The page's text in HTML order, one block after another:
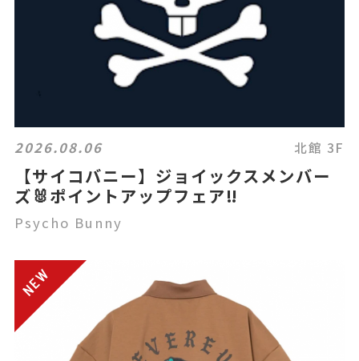
2026.08.06 北館 3F
【サイコバニー】ジョイックスメンバー
ズ🐰ポイントアップフェア‼️
Psycho Bunny